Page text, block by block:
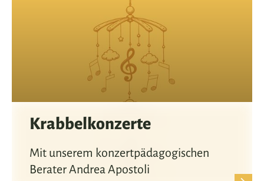
Krabbelkonzerte
Mit unserem konzertpädagogischen
Berater Andrea Apostoli